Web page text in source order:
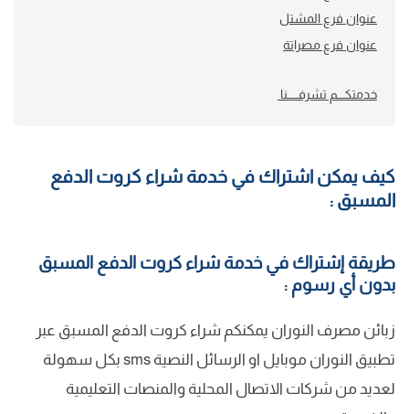
عنوان فرع المشتل
عنوان فرع مصراتة
خدمتكــــم تشرفــــــنا
كيف يمكن اشتراك في خدمة شراء كروت الدفع
المسبق :
طريقة إشتراك في خدمة شراء كروت الدفع المسبق
بدون أي رسوم :
زبائن مصرف النوران يمكنكم شراء كروت الدفع المسبق عبر
تطبيق النوران موبايل او الرسائل النصية sms بكل سهولة
لعديد من شركات الاتصال المحلية والمنصات التعليمية